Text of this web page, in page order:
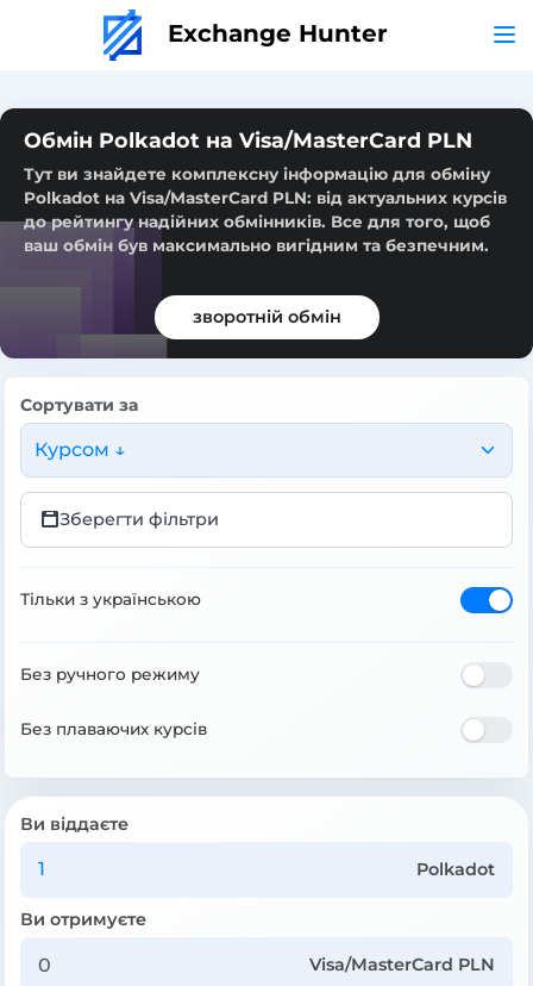
Exchange Hunter
Обмін Polkadot на Visa/MasterCard PLN
Тут ви знайдете комплексну інформацію для обміну
Polkadot на Visa/MasterCard PLN: від актуальних курсів
до рейтингу надійних обмінників. Все для того, щоб
ваш обмін був максимально вигідним та безпечним.
зворотній обмін
Сортувати за
Курсом ↓
Зберегти фільтри
Тільки з українською
Без ручного режиму
Без плаваючих курсів
Ви віддаєте
Polkadot
Ви отримуєте
Visa/MasterCard PLN